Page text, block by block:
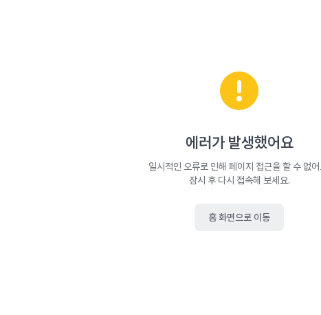
에러가 발생했어요
일시적인 오류로 인해 페이지 접근을 할 수 없어
잠시 후 다시 접속해 보세요.
홈 화면으로 이동